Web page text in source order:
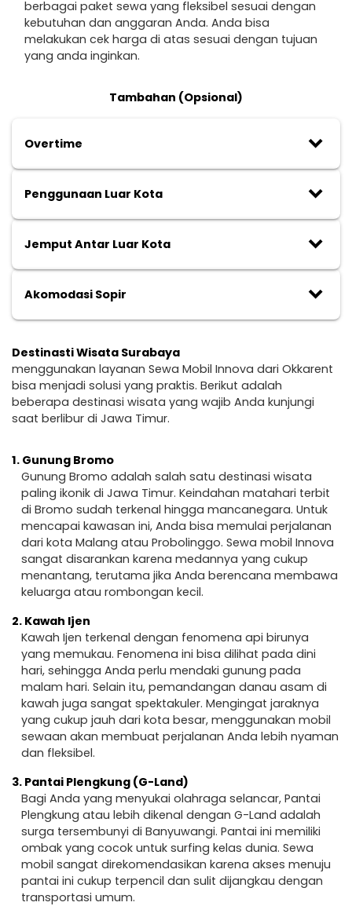
berbagai paket sewa yang fleksibel sesuai dengan
kebutuhan dan anggaran Anda. Anda bisa
melakukan cek harga di atas sesuai dengan tujuan
yang anda inginkan.
Tambahan (Opsional)
Overtime keyboard_arrow_down
Penggunaan Luar Kota keyboard_arrow_down
Jemput Antar Luar Kota keyboard_arrow_down
Akomodasi Sopir keyboard_arrow_down
Destinasti Wisata Surabaya
menggunakan layanan Sewa Mobil Innova dari Okkarent
bisa menjadi solusi yang praktis. Berikut adalah
beberapa destinasi wisata yang wajib Anda kunjungi
saat berlibur di Jawa Timur.
1. Gunung Bromo
Gunung Bromo adalah salah satu destinasi wisata
paling ikonik di Jawa Timur. Keindahan matahari terbit
di Bromo sudah terkenal hingga mancanegara. Untuk
mencapai kawasan ini, Anda bisa memulai perjalanan
dari kota Malang atau Probolinggo. Sewa mobil Innova
sangat disarankan karena medannya yang cukup
menantang, terutama jika Anda berencana membawa
keluarga atau rombongan kecil.
2. Kawah Ijen
Kawah Ijen terkenal dengan fenomena api birunya
yang memukau. Fenomena ini bisa dilihat pada dini
hari, sehingga Anda perlu mendaki gunung pada
malam hari. Selain itu, pemandangan danau asam di
kawah juga sangat spektakuler. Mengingat jaraknya
yang cukup jauh dari kota besar, menggunakan mobil
sewaan akan membuat perjalanan Anda lebih nyaman
dan fleksibel.
3. Pantai Plengkung (G-Land)
Bagi Anda yang menyukai olahraga selancar, Pantai
Plengkung atau lebih dikenal dengan G-Land adalah
surga tersembunyi di Banyuwangi. Pantai ini memiliki
ombak yang cocok untuk surfing kelas dunia. Sewa
mobil sangat direkomendasikan karena akses menuju
pantai ini cukup terpencil dan sulit dijangkau dengan
transportasi umum.